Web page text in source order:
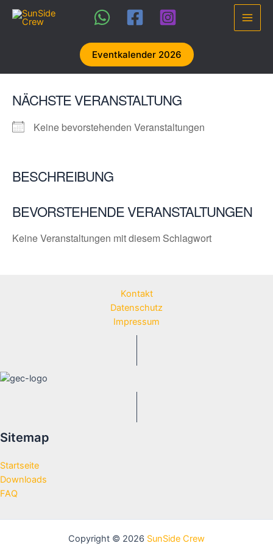
Inhalt
Main
Eventkalender 2026
NÄCHSTE VERANSTALTUNG
Keine bevorstehenden Veranstaltungen
BESCHREIBUNG
BEVORSTEHENDE VERANSTALTUNGEN
Keine Veranstaltungen mit diesem Schlagwort
Kontakt
Datenschutz
Impressum
Sitemap
Startseite
Downloads
FAQ
Copyright © 2026 SunSide Crew